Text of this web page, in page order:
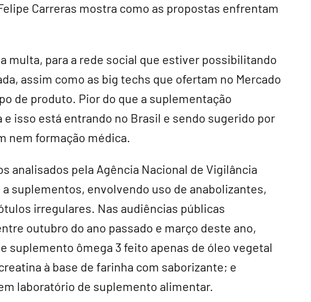
Carreras mostra como as propostas enfrentam
multa, para a rede social que estiver possibilitando
assim como as big techs que ofertam no Mercado
de produto. Pior do que a suplementação
isso está entrando no Brasil e sendo sugerido por
nem formação médica.
analisados pela Agência Nacional de Vigilância
suplementos, envolvendo uso de anabolizantes,
irregulares. Nas audiências públicas
outubro do ano passado e março deste ano,
suplemento ômega 3 feito apenas de óleo vegetal
à base de farinha com saborizante; e
laboratório de suplemento alimentar.